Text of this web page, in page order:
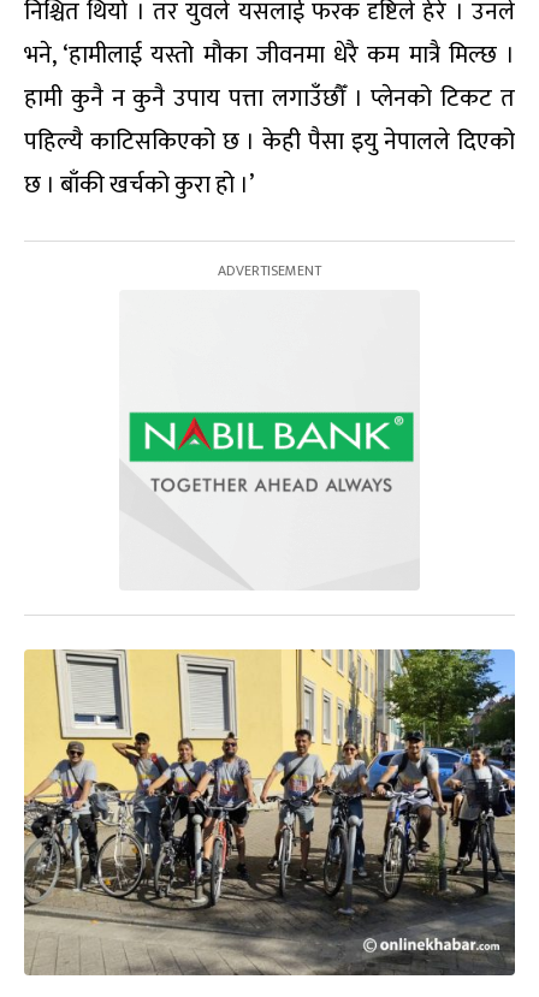
निश्चित थियो । तर युवले यसलाई फरक दृष्टिले हेरे । उनले
भने, ‘हामीलाई यस्तो मौका जीवनमा धेरै कम मात्रै मिल्छ ।
हामी कुनै न कुनै उपाय पत्ता लगाउँछौँ । प्लेनको टिकट त
पहिल्यै काटिसकिएको छ । केही पैसा इयु नेपालले दिएको
छ । बाँकी खर्चको कुरा हो ।’